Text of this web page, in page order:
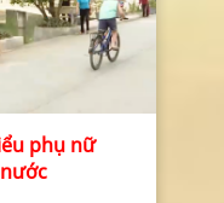
phụ nữ